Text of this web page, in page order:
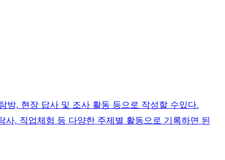
방, 현장 답사 및 조사 활동 등으로 작성할 수있다.
, 직업체험 등 다양한 주제별 활동으로 기록하면 된